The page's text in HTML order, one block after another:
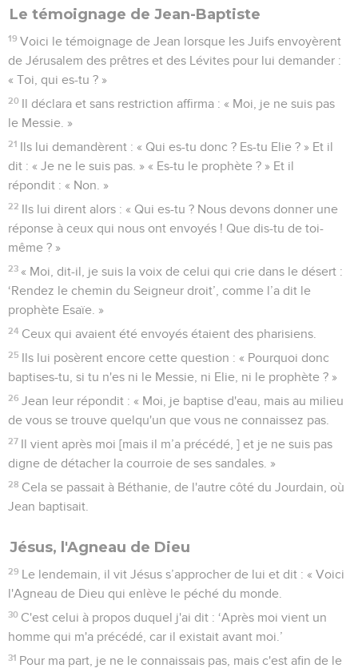
Le témoignage de Jean-Baptiste
19 Voici le témoignage de Jean lorsque les Juifs envoyèrent
de Jérusalem des prêtres et des Lévites pour lui demander :
« Toi, qui es-tu ? »
20 Il déclara et sans restriction affirma : « Moi, je ne suis pas
le Messie. »
21 Ils lui demandèrent : « Qui es-tu donc ? Es-tu Elie ? » Et il
dit : « Je ne le suis pas. » « Es-tu le prophète ? » Et il
répondit : « Non. »
22 Ils lui dirent alors : « Qui es-tu ? Nous devons donner une
réponse à ceux qui nous ont envoyés ! Que dis-tu de toi-
même ? »
23 « Moi, dit-il, je suis la voix de celui qui crie dans le désert :
‘Rendez le chemin du Seigneur droit’, comme l’a dit le
prophète Esaïe. »
24 Ceux qui avaient été envoyés étaient des pharisiens.
25 Ils lui posèrent encore cette question : « Pourquoi donc
baptises-tu, si tu n'es ni le Messie, ni Elie, ni le prophète ? »
26 Jean leur répondit : « Moi, je baptise d'eau, mais au milieu
de vous se trouve quelqu'un que vous ne connaissez pas.
27 Il vient après moi [mais il m’a précédé, ] et je ne suis pas
digne de détacher la courroie de ses sandales. »
28 Cela se passait à Béthanie, de l'autre côté du Jourdain, où
Jean baptisait.
Jésus, l'Agneau de Dieu
29 Le lendemain, il vit Jésus s’approcher de lui et dit : « Voici
l'Agneau de Dieu qui enlève le péché du monde.
30 C'est celui à propos duquel j'ai dit : ‘Après moi vient un
homme qui m'a précédé, car il existait avant moi.’
31 Pour ma part, je ne le connaissais pas, mais c'est afin de le